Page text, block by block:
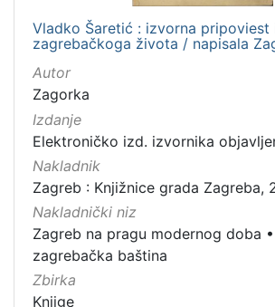
Vladko Šaretić : izvorna pripoviest
zagrebačkoga života / napisala
Autor
Zagorka
Izdanje
Elektroničko izd. izvornika
Nakladnik
Zagreb : Knjižnice grada Zagreba,
Nakladnički niz
Zagreb na pragu modernog doba •
zagrebačka baština
Zbirka
Knjige